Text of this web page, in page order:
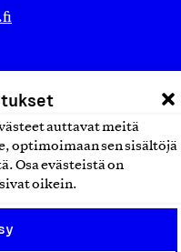
auttavat meitä
optimoimaan sen sisältöjä
Osa evästeistä on
oikein.